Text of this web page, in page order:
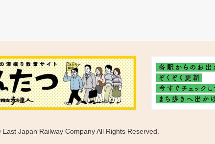
Japan Railway Company All Rights Reserved.